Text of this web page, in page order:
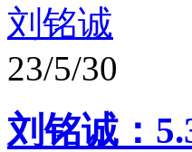
刘铭诚
23/5/30
刘铭诚：